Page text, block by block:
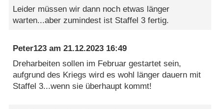
Leider müssen wir dann noch etwas länger
warten...aber zumindest ist Staffel 3 fertig.
Peter123 am21.12.2023 16:49
Dreharbeiten sollen im Februar gestartet sein,
aufgrund des Kriegs wird es wohl länger dauern mit
Staffel 3...wenn sie überhaupt kommt!